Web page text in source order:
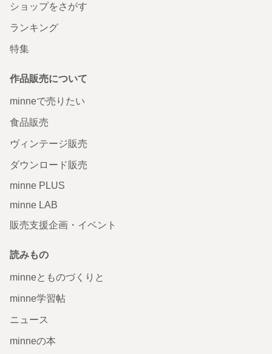
ショップをさがす
ランキング
特集
作品販売について
minneで売りたい
食品販売
ヴィンテージ販売
ダウンロード販売
minne PLUS
minne LAB
販売支援企画・イベント
読みもの
minneとものづくりと
minne学習帖
ニュース
minneの本